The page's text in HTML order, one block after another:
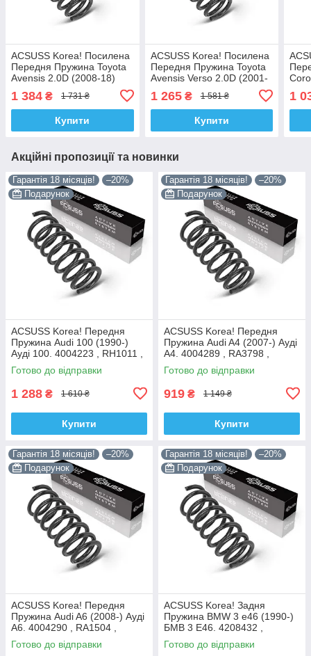
ACSUSS Korea! Посилена
Передня Пружина Toyota
Avensis 2.0D (2008-18)
Тойота Авенсіс. 4092601 ,
RA3372 , 993321 Аксусс
Корея
1 384 ₴ 1 731 ₴
Купити
ACSUSS Korea! Посилена
Передня Пружина Toyota
Avensis Verso 2.0D (2001-
05) Тойота Авенсіс Версо.
4092573 , RA3116 ,
998764 Аксусс
1 265₴ 1 581 ₴
Купити
,1
Акційні пропозиції та новинки
Гарантія 18 місяців!
–20%
Подарунок
ACSUSS Korea! Передня
Пружина Audi 100 (1990-)
Ауді 100. 4004223 , RH1011 ,
997224. Аксусс Корея
Готово до відправки
1 288 ₴ 1 610 ₴
Купити
Гарантія 18 місяців!
–20%
Подарунок
ACSUSS Korea! Передня
Пружина Audi A4 (2007-) Ауді
А4. 4004289 , RA3798 ,
993124. Аксусс Корея
Готово до відправки
919 ₴ 1 149 ₴
Купити
Гарантія 18 місяців!
–20%
Подарунок
ACSUSS Korea! Передня
Пружина Audi A6 (2008-) Ауді
А6. 4004290 , RA1504 ,
993126. Аксусс Корея
Готово до відправки
Гарантія 18 місяців!
–20%
Подарунок
ACSUSS Korea! Задня
Пружина BMW 3 e46 (1990-)
БМВ 3 E46. 4208432 ,
RX6200 , 996723. Аксусс
Корея
Готово до відправки